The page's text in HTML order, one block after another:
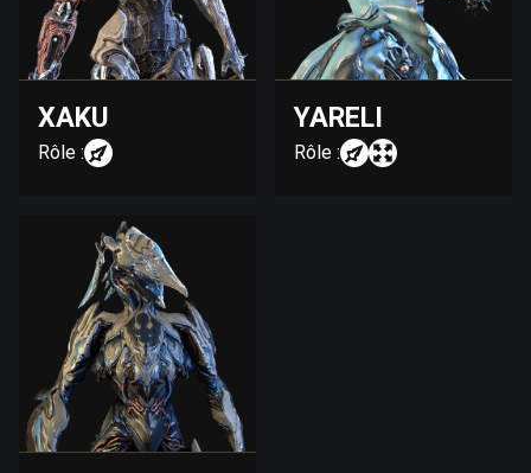
XAKU
Rôle :
YARELI
Rôle :